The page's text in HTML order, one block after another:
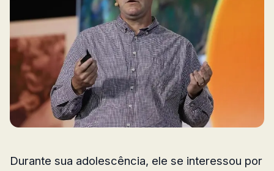
Durante sua adolescência, ele se interessou por